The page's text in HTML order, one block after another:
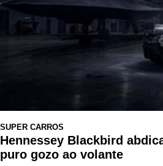
SUPER CARROS
Hennessey Blackbird
puro gozo ao volante